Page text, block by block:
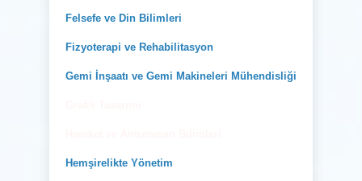
Felsefe ve Din Bilimleri
Fizyoterapi ve Rehabilitasyon
Gemi İnşaatı ve Gemi Makineleri Mühendisliği
Hemşirelikte Yönetim